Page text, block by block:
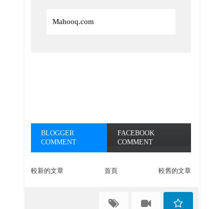
Mahooq.com
BLOGGER
COMMENT
FACEBOOK
COMMENT
較新的文章 較舊的文章
首頁